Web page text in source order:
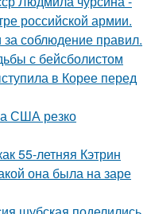
российской армии.
соблюдение правил.
с бейсболистом
в Корее перед
США резко
55-летняя Кэтрин
она была на заре